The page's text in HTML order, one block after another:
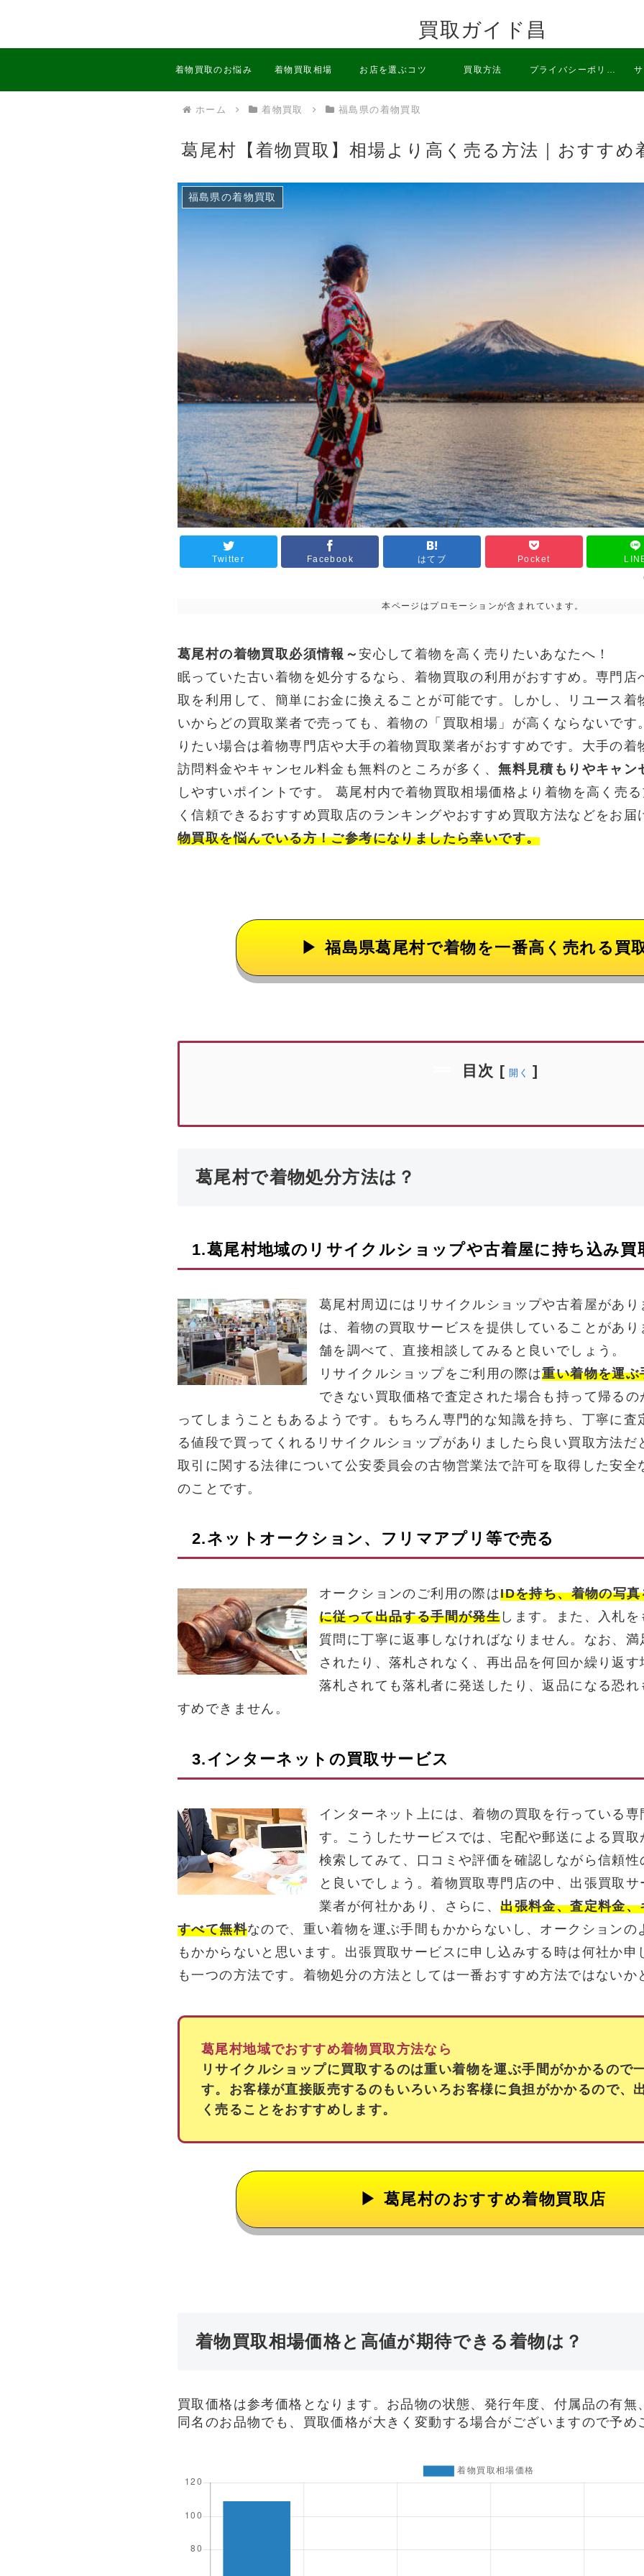
買取ガイド昌
着物買取のお悩み 着物買取相場 お店を選ぶコツ 買取方法 プライバシーポリシ
ホーム 着物買取 福島県の着物買取
葛尾村【着物買取】相場より高く売る方法｜おすすめ
福島県の着物買取
Twitter Facebook はてブ Pocket
本ページはプロモーションが含まれています。
葛尾村の着物買取必須情報～安心して着物を高く売りたいあなたへ！
眠っていた古い着物を処分するなら、着物買取の利用がおすすめ。専門店
取を利用して、簡単にお金に換えることが可能です。しかし、リユース着
いからどの買取業者で売っても、着物の「買取相場」が高くならないです
りたい場合は着物専門店や大手の着物買取業者がおすすめです。大手の着
訪問料金やキャンセル料金も無料のところが多く、無料見積もりやキャン
しやすいポイントです。 葛尾村内で着物買取相場価格より着物を高く売
く信頼できるおすすめ買取店のランキングやおすすめ買取方法などをお届
物買取を悩んでいる方！ご参考になりましたら幸いです。
福島県葛尾村で着物を一番高く売れる買
目次 [ 開く ]
葛尾村で着物処分方法は？
1.葛尾村地域のリサイクルショップや古着屋に持ち込み買
葛尾村周辺にはリサイクルショップや古着屋があ
は、着物の買取サービスを提供していることがあ
舗を調べて、直接相談してみると良いでしょう。
リサイクルショップをご利用の際は重い着物を運
できない買取価格で査定された場合も持って帰る
ってしまうこともあるようです。もちろん専門的な知識を持ち、丁寧に査
る値段で買ってくれるリサイクルショップがありましたら良い買取方法
取引に関する法律について公安委員会の古物営業法で許可を取得した安全
のことです。
2.ネットオークション、フリマアプリ等で売る
オークションのご利用の際はIDを持ち、着物の写
に従って出品する手間が発生 します。また、入札
質問に丁寧に返事しなければなりません。なお、
されたり、落札されなく、再出品を何回か繰り返
落札されても落札者に発送したり、返品になる恐
すめできません。
3.インターネットの買取サービス
インターネット上には、着物の買取を行っている
す。こうしたサービスでは、宅配や郵送による買
検索してみて、口コミや評価を確認しながら信頼
と良いでしょう。着物買取専門店の中、出張買取
業者が何社かあり、さらに、出張料金、査定料金
すべて無料なので、重い着物を運ぶ手間もかからないし、オークションの
もかからないと思います。出張買取サービスに申し込みする時は何社か申
も一つの方法です。着物処分の方法としては一番おすすめ方法ではないか
葛尾村地域でおすすめ着物買取方法なら
リサイクルショップに買取するのは重い着物を運ぶ手間がかかるので
す。お客様が直接販売するのもいろいろお客様に負担がかかるので、
く売ることをおすすめします。
葛尾村のおすすめ着物買取店
着物買取相場価格と高値が期待できる着物は？
買取価格は参考価格となります。お品物の状態、発行年度、付属品の有無
同名のお品物でも、買取価格が大きく変動する場合がございますので予め